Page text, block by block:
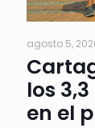
agosto 5,
los
en el